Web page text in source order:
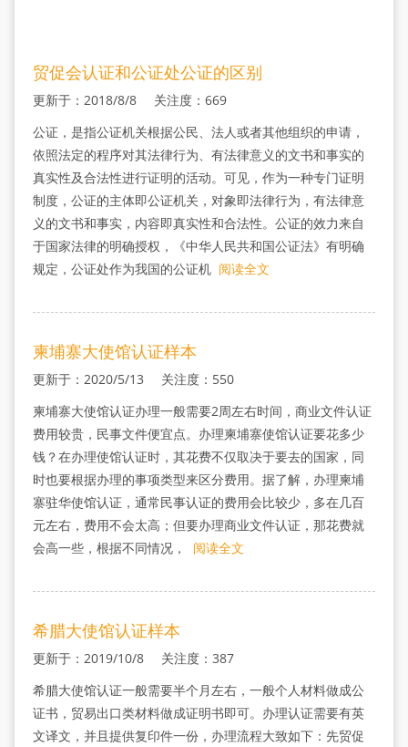
贸促会认证和公证处公证的区别
更新于：2018/8/8 关注度：669
公证，是指公证机关根据公民、法人或者其他组织的申请，
依照法定的程序对其法律行为、有法律意义的文书和事实的
真实性及合法性进行证明的活动。可见，作为一种专门证明
制度，公证的主体即公证机关，对象即法律行为，有法律意
义的文书和事实，内容即真实性和合法性。公证的效力来自
于国家法律的明确授权，《中华人民共和国公证法》有明确
规定，公证处作为我国的公证机 阅读全文
柬埔寨大使馆认证样本
更新于：2020/5/13 关注度：550
柬埔寨大使馆认证办理一般需要2周左右时间，商业文件认证
费用较贵，民事文件便宜点。办理柬埔寨使馆认证要花多少
钱？在办理使馆认证时，其花费不仅取决于要去的国家，同
时也要根据办理的事项类型来区分费用。据了解，办理柬埔
寨驻华使馆认证，通常民事认证的费用会比较少，多在几百
元左右，费用不会太高；但要办理商业文件认证，那花费就
会高一些，根据不同情况，
阅读全文
希腊大使馆认证样本
更新于：2019/10/8 关注度：387
希腊大使馆认证一般需要半个月左右，一般个人材料做成公
证书，贸易出口类材料做成证明书即可。办理认证需要有英
文译文，并且提供复印件一份，办理流程大致如下：先贸促